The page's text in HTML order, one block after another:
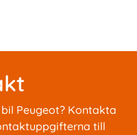
Peugeot? Kontakta
till